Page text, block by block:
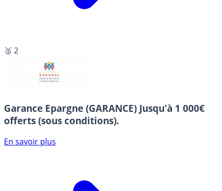
🥈 2
Garance Epargne (GARANCE) Jusqu'à 1 000€
offerts (sous conditions).
En savoir plus